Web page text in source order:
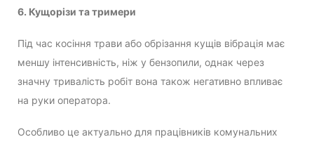
6. Кущорізи та тримери
Під час косіння трави або обрізання кущів вібрація має
меншу інтенсивність, ніж у бензопили, однак через
значну тривалість робіт вона також негативно впливає
на руки оператора.
Особливо це актуально для працівників комунальних